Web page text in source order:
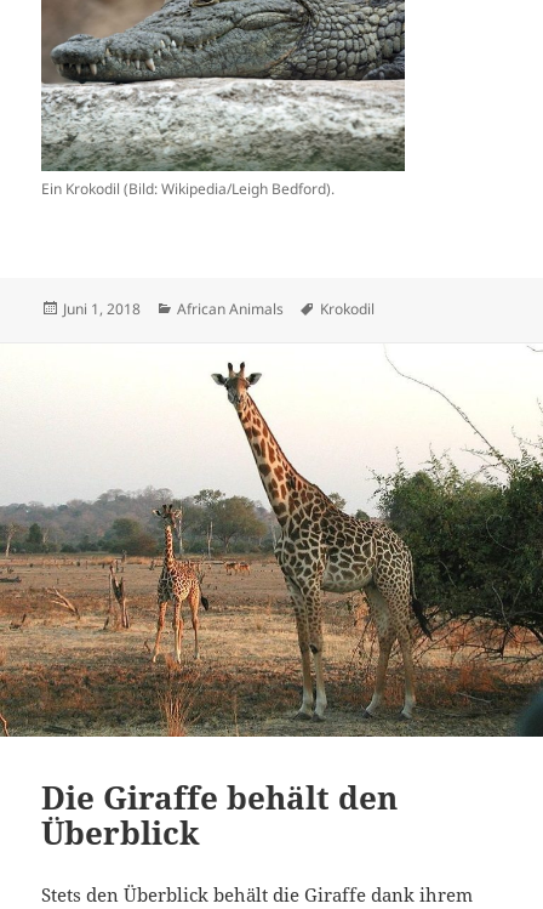
Ein Krokodil (Bild: Wikipedia/Leigh Bedford).
Veröffentlicht
Juni 1, 2018 Kategorien
African Animals Schlagwörter
Krokodil
Die Giraffe behält den
Überblick
Stets den Überblick behält die Giraffe dank ihrem